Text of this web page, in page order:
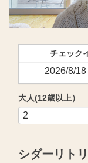
チェック
大人(12歳以上）
シダーリト